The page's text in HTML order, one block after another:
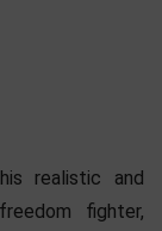
realistic and
fighter,